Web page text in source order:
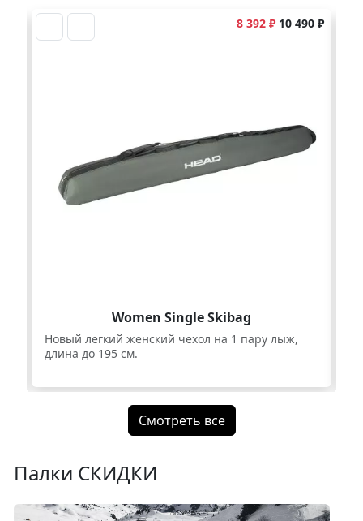
8 392 ₽ 10 490 ₽
Women Single Skibag
Новый легкий женский чехол на 1 пару лыж,
длина до 195 см.
Смотреть все
Палки СКИДКИ